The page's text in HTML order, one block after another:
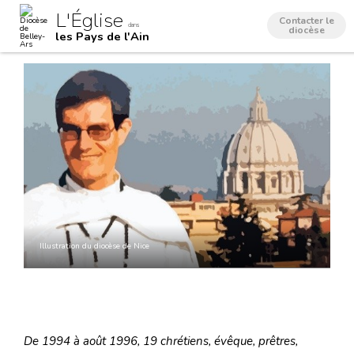
contenu.
Outils
personnels
L'Église dans
les Pays de l'Ain
Contacter le
diocèse
Illustration du diocèse de Nice
De 1994 à août 1996, 19 chrétiens, évêque, prêtres,